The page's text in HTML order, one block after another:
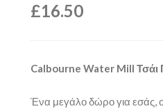
£16.50
Calbourne Water Mill Τσάι
Ένα μεγάλο δώρο για εσάς,